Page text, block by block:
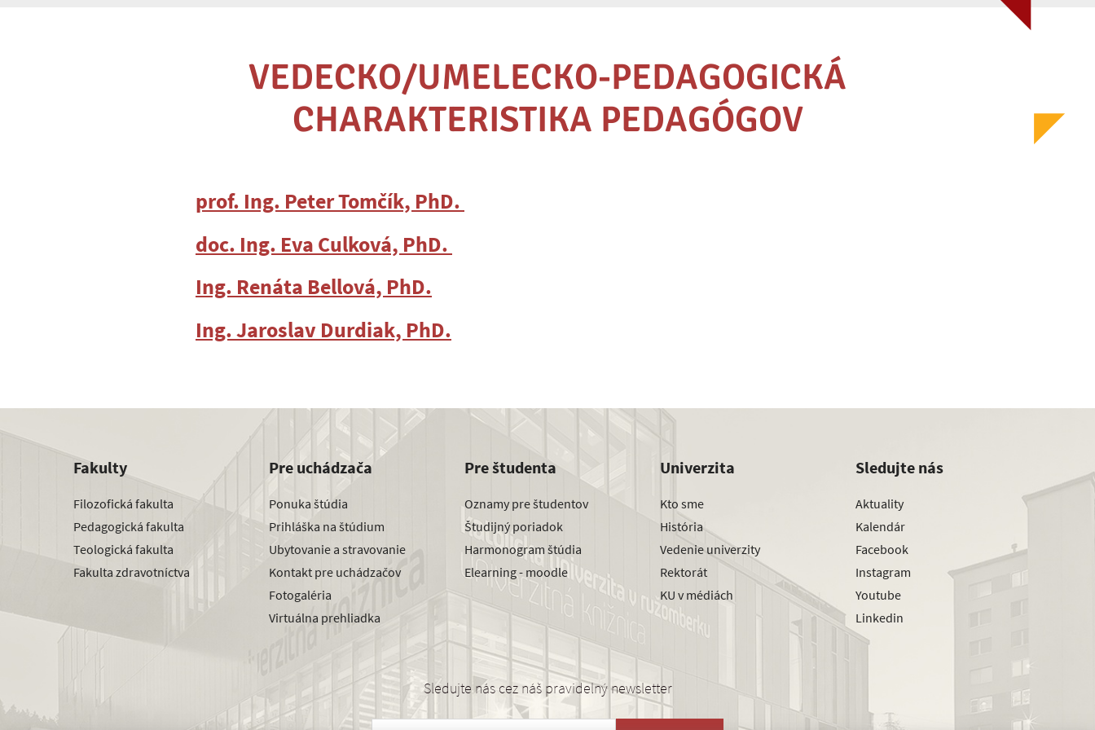
VEDECKO/UMELECKO-PEDAGOGICKÁ
CHARAKTERISTIKA PEDAGÓGOV
prof. Ing. Peter Tomčík, PhD.
doc. Ing. Eva Culková, PhD.
Ing. Renáta Bellová, PhD.
Ing. Jaroslav Durdiak, PhD.
Fakulty
Filozofická fakulta
Pedagogická fakulta
Teologická fakulta
Fakulta zdravotníctva
Pre uchádzača
Ponuka štúdia
Prihláška na štúdium
Ubytovanie a stravovanie
Kontakt pre uchádzačov
Fotogaléria
Virtuálna prehliadka
Pre študenta
Oznamy pre študentov
Študijný poriadok
Harmonogram štúdia
Elearning - moodle
Univerzita
Kto sme
História
Vedenie univerzity
Rektorát
KU v médiách
Sledujte nás
Aktuality
Kalendár
Facebook
Instagram
Youtube
Linkedin
Sledujte nás cez náš pravidelný newsletter